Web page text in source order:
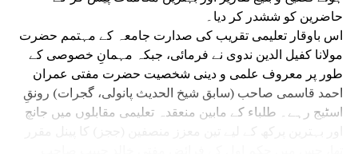
حاضرین کو ششدر کر دیا۔
اس باوقار تعلیمی تقریب کی صدارت جامعہ کے مہتمم حضرت
مولانا کفیل الدین ندوی نے فرمائی، جبکہ مہمانِ خصوصی کے
طور پر معروف علمی و دینی شخصیت حضرت مفتی عمران
احمد قاسمی صاحب (سابق شیخ الحدیث پانولی، گجرات) رونقِ
اسٹیج رہے۔ طلباء کے مابین منعقدہ تعلیمی مقابلوں میں جانچ